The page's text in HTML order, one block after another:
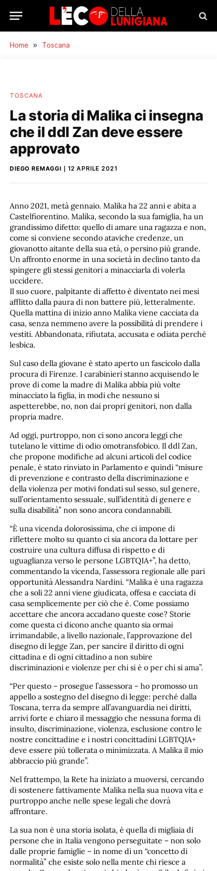
Home » Toscana
TOSCANA
La storia di Malika ci insegna
che il ddl Zan deve essere
approvato
DIEGO REMAGGI 12 APRILE 2021
Anno 2021, metà gennaio. Malika ha 22 anni e abita a
Castelfiorentino. Malika, secondo la sua famiglia, ha un
grandissimo difetto: quello di amare una ragazza e non,
come si conviene secondo ataviche credenze, un
giovanotto aitante della sua età, o persino più grande.
Un affronto enorme in una società in declino tanto da
spingere gli stessi genitori a minacciarla di volerla
uccidere.
Il suo cuore, palpitante di affetto è diventato nei mesi
afflitto dalla paura di non battere più, letteralmente.
Quella mattina di inizio anno Malika viene cacciata da
casa, senza nemmeno avere la possibilità di prendere i
vestiti. Abbandonata, rifiutata, accusata e odiata perché
lesbica.
Sul caso della giovane è stato aperto un fascicolo dalla
procura di Firenze. I carabinieri stanno acquisendo le
prove di come la madre di Malika abbia più volte
minacciato la figlia, in modi che nessuno si
aspetterebbe, no, non dai propri genitori, non dalla
propria madre.
Ad oggi, purtroppo, non ci sono ancora leggi che
tutelano le vittime di odio omotransfobico. Il ddl Zan,
che propone modifiche ad alcuni articoli del codice
penale, è stato rinviato in Parlamento e quindi “misure
di prevenzione e contrasto della discriminazione e
della violenza per motivi fondati sul sesso, sul genere,
sull’orientamento sessuale, sull’identità di genere e
sulla disabilità” non sono ancora condannabili.
“È una vicenda dolorosissima, che ci impone di
riflettere molto su quanto ci sia ancora da lottare per
costruire una cultura diffusa di rispetto e di
uguaglianza verso le persone LGBTQIA+”, ha detto,
commentando la vicenda, l’assessora regionale alle pari
opportunità Alessandra Nardini. “Malika è una ragazza
che a soli 22 anni viene giudicata, offesa e cacciata di
casa semplicemente per ciò che è. Come possiamo
accettare che ancora accadano queste cose? Storie
come questa ci dicono anche quanto sia ormai
irrimandabile, a livello nazionale, l’approvazione del
disegno di legge Zan, per sancire il diritto di ogni
cittadina e di ogni cittadino a non subire
discriminazioni e violenze per chi si è o per chi si ama”.
“Per questo – prosegue l’assessora – ho promosso un
appello a sostegno del disegno di legge: perché dalla
Toscana, terra da sempre all’avanguardia nei diritti,
arrivi forte e chiaro il messaggio che nessuna forma di
insulto, discriminazione, violenza, esclusione contro le
nostre concittadine e i nostri concittadini LGBTQIA+
deve essere più tollerata o minimizzata. A Malika il mio
abbraccio più grande”.
Nel frattempo, la Rete ha iniziato a muoversi, cercando
di sostenere fattivamente Malika nella sua nuova vita e
purtroppo anche nelle spese legali che dovrà
affrontare.
La sua non è una storia isolata, è quella di migliaia di
persone che in Italia vengono perseguitate – non solo
dalle proprie famiglie – in nome di un “concetto di
normalità” che esiste solo nella mente chi riesce a